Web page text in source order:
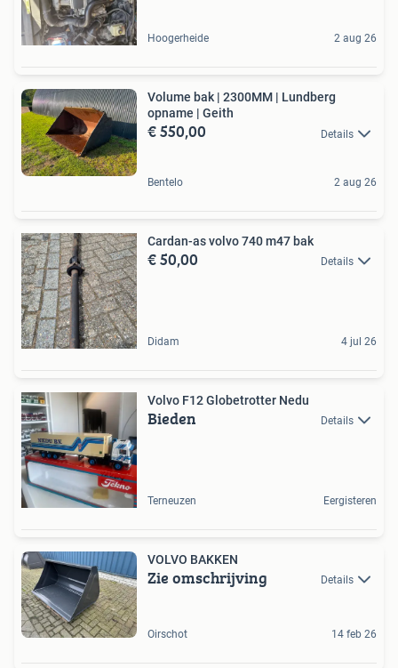
Hoogerheide 2 aug 26
Volume bak | 2300MM | Lundberg
opname | Geith
€ 550,00 Details
Bentelo 2 aug 26
Cardan-as volvo 740 m47 bak
€ 50,00 Details
Didam 4 jul 26
Volvo F12 Globetrotter Nedu
Bieden Details
Terneuzen Eergisteren
VOLVO BAKKEN
Zie omschrijving Details
Oirschot 14 feb 26